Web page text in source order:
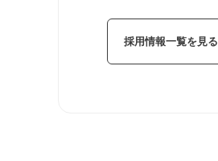
採用情報一覧を見る